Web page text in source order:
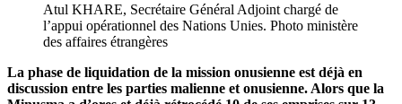
Atul KHARE, Secrétaire Général Adjoint chargé de
l’appui opérationnel des Nations Unies. Photo ministère
des affaires étrangères
La phase de liquidation de la mission onusienne est déjà en
discussion entre les parties malienne et onusienne. Alors que la